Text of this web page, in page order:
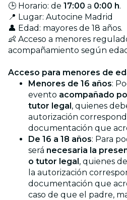
🕒 Horario: de 17:00 a 0:00 h.
📍 Lugar: Autocine Madrid
👤 Edad: mayores de 18 años.
👶 Acceso a menores
acompañamiento según
Acceso para menores de
Menores de 16 años:
evento acompañado
tutor legal, quienes
autorización
documentación que
De 16 a 18 años: Para
será necesaria la
o tutor legal, quienes
la autorización
documentación que
caso de que el padre,